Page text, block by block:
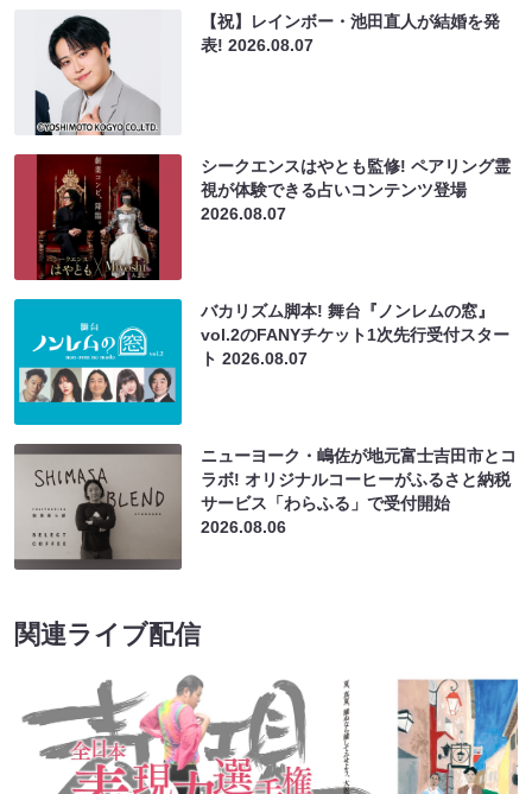
【祝】レインボー・池田直人が結婚を発
表!2026.08.07
シークエンスはやとも監修! ペアリング霊
視が体験できる占いコンテンツ登場
2026.08.07
バカリズム脚本! 舞台『ノンレムの窓』
vol.2のFANYチケット1次先行受付スター
ト2026.08.07
ニューヨーク・嶋佐が地元富士吉田市とコ
ラボ! オリジナルコーヒーがふるさと納税
サービス「わらふる」で受付開始
2026.08.06
関連ライブ配信